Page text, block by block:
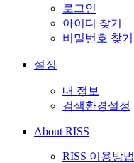
로그인
아이디 찾기
비밀번호 찾기
설정
내 정보
검색환경설정
About RISS
RISS 이용방법